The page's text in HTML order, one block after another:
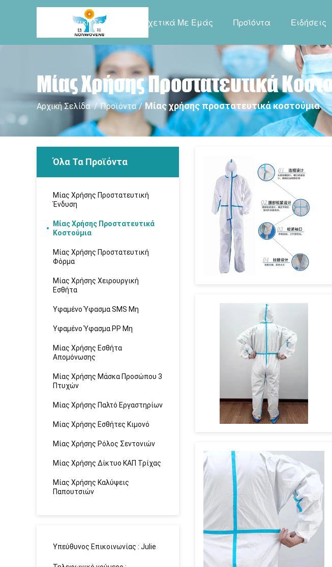
Αρχική Σελίδα Σχετικά Με Εμάς Προϊόντα Ειδήσεις
Μίας Χρήσης Προστατευτικά
Αρχική Σελίδα / Προϊόντα / Μίας χρήσης προστατευτικά κοστούμια
Όλα Τα Προϊόντα
Μίας Χρήσης Προστατευτική
Ένδυση
Μίας Χρήσης Προστατευτικά
Κοστούμια
Μίας Χρήσης Προστατευτική
Φόρμα
Μίας Χρήσης Χειρουργική
Εσθήτα
Υφαμένο Ύφασμα SMS Μη
Υφαμένο Ύφασμα PP Μη
Μίας Χρήσης Εσθήτα
Απομόνωσης
Μίας Χρήσης Μάσκα Προσώπου 3
Πτυχών
Μίας Χρήσης Παλτό Εργαστηρίων
Μίας Χρήσης Εσθήτες Κιμονό
Μίας Χρήσης Ρόλος Σεντονιών
Μίας Χρήσης Δίκτυο ΚΑΠ Τρίχας
Μίας Χρήσης Καλύψεις
Παπουτσιών
Υπεύθυνος Επικοινωνίας : Julie